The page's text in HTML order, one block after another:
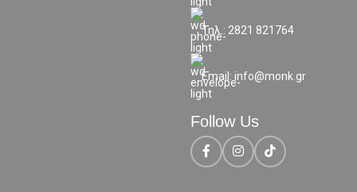
Τηλ.: 2821 821764
Email: info@monk.gr
Follow Us